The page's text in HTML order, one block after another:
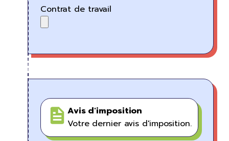
Contrat de travail
Avis d'imposition
Votre dernier avis d'imposition.